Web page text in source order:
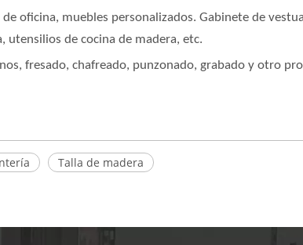
oficina, muebles personalizados. Gabinete de
utensilios de cocina de madera, etc.
fresado, chafreado, punzonado, grabado y otro
Talla de madera